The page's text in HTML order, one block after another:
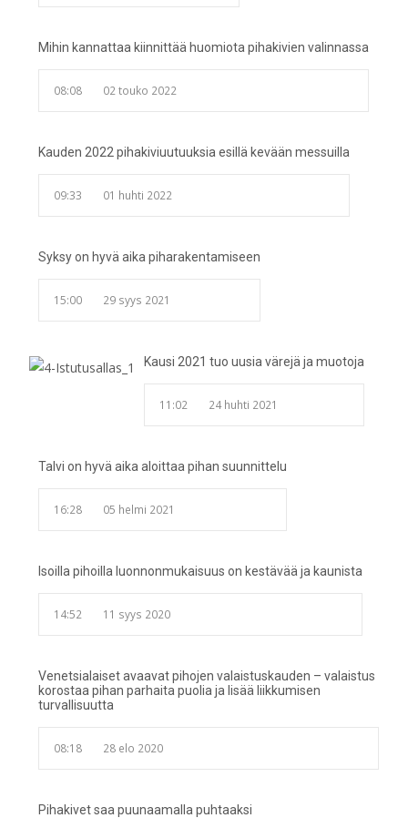
Mihin kannattaa kiinnittää huomiota pihakivien valinnassa
08:08 02 touko 2022
Kauden 2022 pihakiviuutuuksia esillä kevään messuilla
09:33 01 huhti 2022
Syksy on hyvä aika piharakentamiseen
15:00 29 syys 2021
Kausi 2021 tuo uusia värejä ja muotoja
11:02 24 huhti 2021
Talvi on hyvä aika aloittaa pihan suunnittelu
16:28 05 helmi 2021
Isoilla pihoilla luonnonmukaisuus on kestävää ja kaunista
14:52 11 syys 2020
Venetsialaiset avaavat pihojen valaistuskauden – valaistus
korostaa pihan parhaita puolia ja lisää liikkumisen
turvallisuutta
08:18 28 elo 2020
Pihakivet saa puunaamalla puhtaaksi